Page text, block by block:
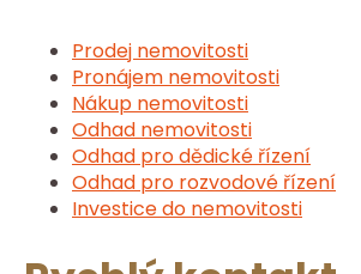
Prodej nemovitosti
Pronájem nemovitosti
Nákup nemovitosti
Odhad nemovitosti
Odhad pro dědické řízení
Odhad pro rozvodové řízení
Investice do nemovitosti